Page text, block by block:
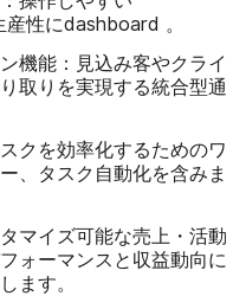
性にdashboard 。
機能 ：見込み客やクライ
取りを実現する統合型通
クを効率化するためのワ
、タスク自動化を含みま
タマイズ可能な売上・活動
ォーマンスと収益動向に
ます。